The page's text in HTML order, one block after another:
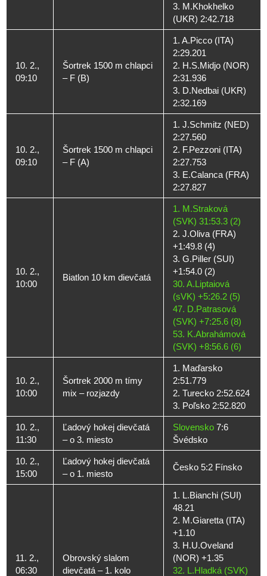
3. M.Khokhelko
(UKR) 2:42.718
10. 2.,
09:10
Šortrek 1500 m chlapci
– F (B)
1. A.Picco (ITA)
2:29.201
2. H.S.Midjo (NOR)
2:31.936
3. D.Nedbai (UKR)
2:32.169
10. 2.,
09:10
Šortrek 1500 m chlapci
– F (A)
1. J.Schmitz (NED)
2:27.560
2. F.Pezzoni (ITA)
2:27.753
3. E.Calanca (FRA)
2:27.827
10. 2.,
10:00
Biatlon 10 km dievčatá
1. M.Straková
(SVK) 31:53.3 (2)
2. J.Oliva (FRA)
+1:49.8 (4)
3. G.Piller (SUI)
+1:54.0 (2)
30. A.Liptaiová
(sVK) +5:26.2 (5)
47. D.Patrasová
(SVK) +7:25.6 (8)
53. K.Abrahámová
(SVK) +8:56.6 (6)
10. 2.,
10:00
Šortrek 2000 m tímy
mix – rozjazdy
1. Maďarsko
2:51.779
2. Turecko 2:52.624
3. Poľsko 2:52.820
10. 2.,
11:30
Ľadový hokej dievčatá
– o 3. miesto
Slovensko 7:6
Švédsko
10. 2.,
15:00
Ľadový hokej dievčatá
– o 1. miesto
Česko 5:2 Fínsko
11. 2.,
06:30
Obrovský slalom
dievčatá – 1. kolo
1. L.Bianchi (SUI)
48.21
2. M.Giaretta (ITA)
+1.10
3. H.U.Oveland
(NOR) +1.35
32. L.Hladká (SVK)